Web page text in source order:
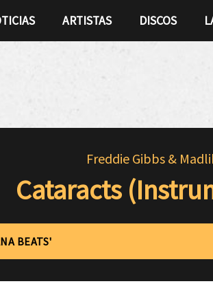
ARTISTAS DISCOS
Freddie Gibbs &
Cataracts
BEATS'